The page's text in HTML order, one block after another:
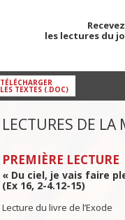
les lectures du
TÉLÉCHARGER
LES TEXTES (.DOC)
LECTURES DE LA
PREMIÈRE LECTURE
« Du ciel, je vais faire
(Ex 16, 2-4.12-15)
Lecture du livre de l’Exode